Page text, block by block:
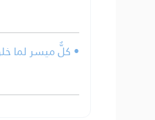
• كلٌّ ميسر لما